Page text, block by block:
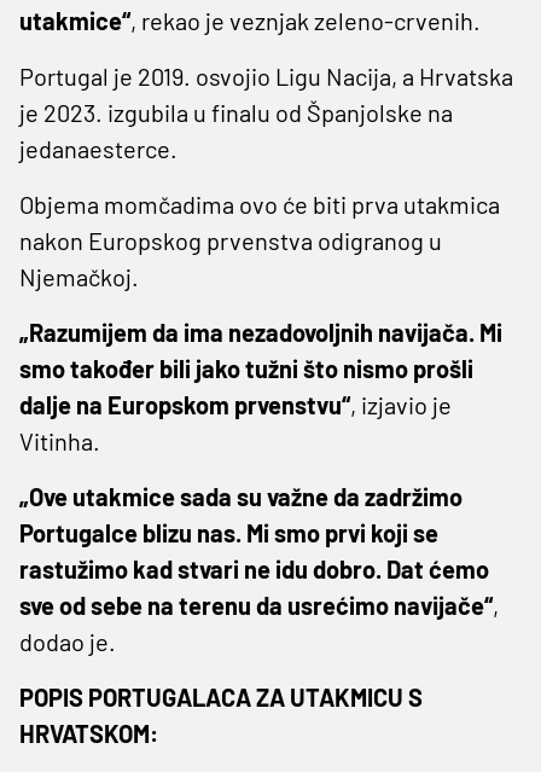
utakmice“, rekao je veznjak zeleno-crvenih.
Portugal je 2019. osvojio Ligu Nacija, a Hrvatska
je 2023. izgubila u finalu od Španjolske na
jedanaesterce.
Objema momčadima ovo će biti prva utakmica
nakon Europskog prvenstva odigranog u
Njemačkoj.
„Razumijem da ima nezadovoljnih navijača. Mi
smo također bili jako tužni što nismo prošli
dalje na Europskom prvenstvu“, izjavio je
Vitinha.
„Ove utakmice sada su važne da zadržimo
Portugalce blizu nas. Mi smo prvi koji se
rastužimo kad stvari ne idu dobro. Dat ćemo
sve od sebe na terenu da usrećimo navijače“,
dodao je.
POPIS PORTUGALACA ZA UTAKMICU S
HRVATSKOM: